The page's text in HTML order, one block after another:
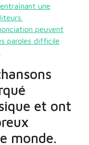
une
peuvent
paroles difficile
et ont
monde.